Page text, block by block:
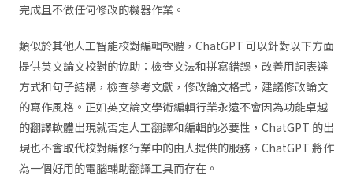
完成且不做任何修改的機器作業。
類似於其他人工智能校對編輯軟體，ChatGPT 可以針對以下方面
提供英文論文校對的協助：檢查文法和拼寫錯誤，改善用詞表達
方式和句子結構，檢查參考文獻，修改論文格式，建議修改論文
的寫作風格。正如英文論文學術編輯行業永遠不會因為功能卓越
的翻譯軟體出現就否定人工翻譯和編輯的必要性，ChatGPT 的出
現也不會取代校對編修行業中的由人提供的服務，ChatGPT 將作
為一個好用的電腦輔助翻譯工具而存在。